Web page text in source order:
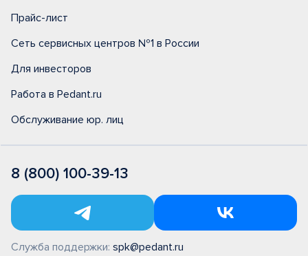
Прайс-лист
Сеть сервисных центров №1 в России
Для инвесторов
Работа в Pedant.ru
Обслуживание юр. лиц
8 (800) 100-39-13
Служба поддержки: spk@pedant.ru